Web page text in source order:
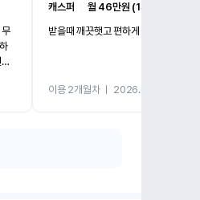
캐스퍼
월 46만원 (1개월)
받을때 깨끗햇고 편하게 잘이용했습니다!
이용 2개월차ㅣ 2026.07.08